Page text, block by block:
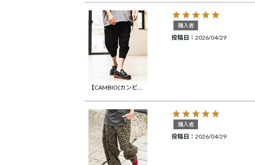
【CAMBIO(カンビオ)】Sarouel Cropped Jogger Pants ジョガーパンツ(S68826cmb)
購入者
投稿日 2026/04/29
購入者
投稿日 2026/04/29